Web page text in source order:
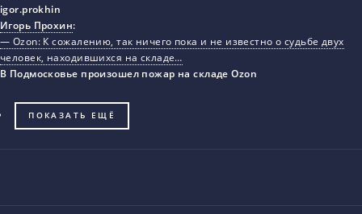
Игорь Прохин:
— Ozon: К сожалению, так ничего пока и не известно о судьбе двух
человек, находившихся на складе…
В Подмосковье произошел пожар на складе Ozon
ПОКАЗАТЬ ЕЩЁ